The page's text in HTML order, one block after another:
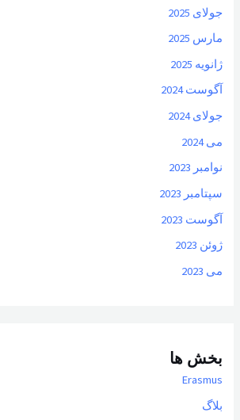
جولای 2025
مارس 2025
ژانویه 2025
آگوست 2024
جولای 2024
می 2024
نوامبر 2023
سپتامبر 2023
آگوست 2023
ژوئن 2023
می 2023
بخش ها
Erasmus
بلاگ